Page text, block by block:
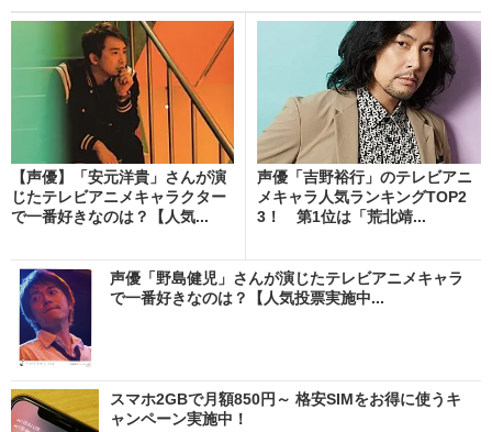
【声優】「安元洋貴」さんが演
じたテレビアニメキャラクター
で一番好きなのは？【人気...
声優「吉野裕行」のテレビアニ
メキャラ人気ランキングTOP2
3！ 第1位は「荒北靖...
声優「野島健児」さんが演じたテレビアニメキャラ
で一番好きなのは？【人気投票実施中...
スマホ2GBで月額850円～ 格安SIMをお得に使うキ
ャンペーン実施中！